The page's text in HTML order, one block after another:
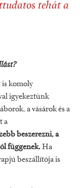
tehát a
is komoly
igyekeztünk
a vásárok és a
a
beszerezni, a
függenek.Ha
beszállítója is